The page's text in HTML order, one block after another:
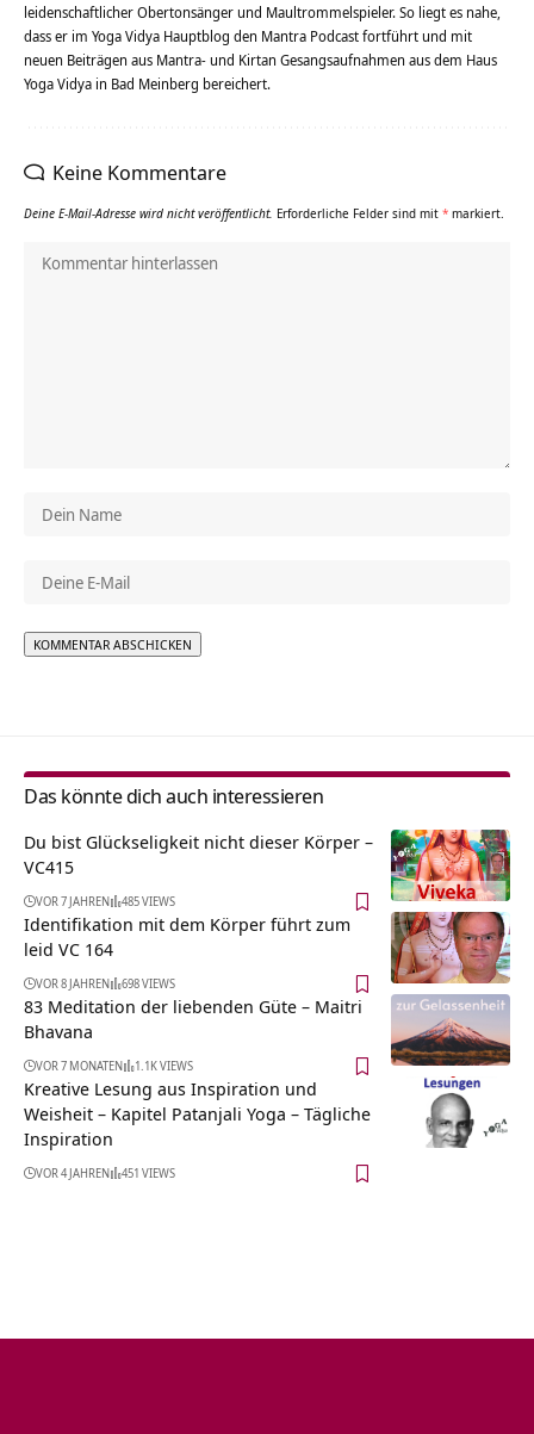
leidenschaftlicher Obertonsänger und Maultrommelspieler. So liegt es nahe,
dass er im Yoga Vidya Hauptblog den Mantra Podcast fortführt und mit
neuen Beiträgen aus Mantra- und Kirtan Gesangsaufnahmen aus dem Haus
Yoga Vidya in Bad Meinberg bereichert.
Keine Kommentare
Deine E-Mail-Adresse wird nicht veröffentlicht. Erforderliche Felder sind mit * markiert.
Das könnte dich auch interessieren
Du bist Glückseligkeit nicht dieser Körper –
VC415
VOR 7 JAHREN 485 VIEWS
Identifikation mit dem Körper führt zum
leid VC 164
VOR 8 JAHREN 698 VIEWS
83 Meditation der liebenden Güte – Maitri
Bhavana
VOR 7 MONATEN 1.1K VIEWS
Kreative Lesung aus Inspiration und
Weisheit – Kapitel Patanjali Yoga – Tägliche
Inspiration
VOR 4 JAHREN 451 VIEWS